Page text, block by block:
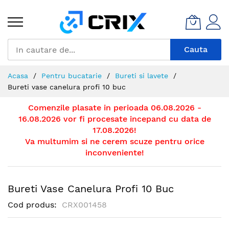
Continut
Cauta
Acasa Pentru bucatarie
Bureti si lavete
Bureti vase canelura profi 10 buc
Comenzile plasate in perioada 06.08.2026 -
16.08.2026 vor fi procesate incepand cu data de
17.08.2026!
Va multumim si ne cerem scuze pentru orice
inconveniente!
Bureti Vase Canelura Profi 10 Buc
Cod produs CRX001458